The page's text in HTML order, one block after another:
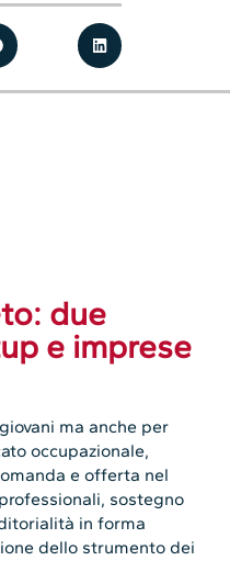
due
e imprese
ma anche per
occupazionale,
e offerta nel
sostegno
in forma
dello strumento dei